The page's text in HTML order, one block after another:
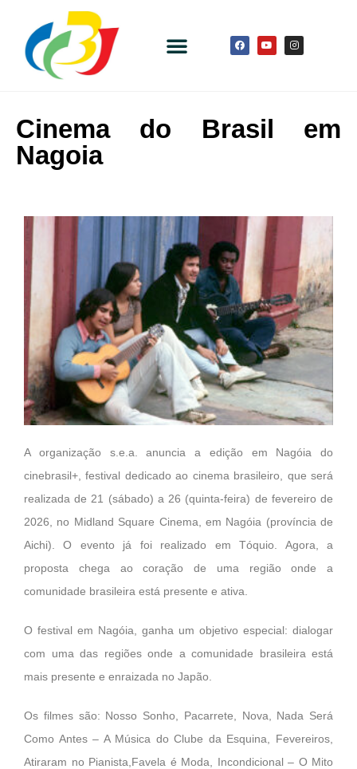
Cinema do Brasil em
Nagoia
A organização s.e.a. anuncia a edição em Nagóia do
cinebrasil+, festival dedicado ao cinema brasileiro, que será
realizada de 21 (sábado) a 26 (quinta-feira) de fevereiro de
2026, no Midland Square Cinema, em Nagóia (província de
Aichi). O evento já foi realizado em Tóquio. Agora, a
proposta chega ao coração de uma região onde a
comunidade brasileira está presente e ativa.
O festival em Nagóia, ganha um objetivo especial: dialogar
com uma das regiões onde a comunidade brasileira está
mais presente e enraizada no Japão.
Os filmes são: Nosso Sonho, Pacarrete, Nova, Nada Será
Como Antes – A Música do Clube da Esquina, Fevereiros,
Atiraram no Pianista,Favela é Moda, Incondicional – O Mito